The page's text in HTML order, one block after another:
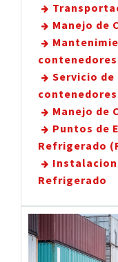
Manejo de
contenedores
Servicio
Manejo de
Puntos de
Refrigerado
Refrigerado